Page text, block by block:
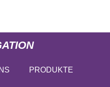
PRODUKTE